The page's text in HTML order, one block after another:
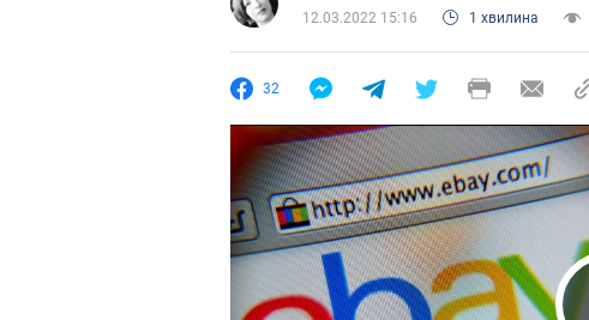
12.03.2022 15:16
1 хвилина
32